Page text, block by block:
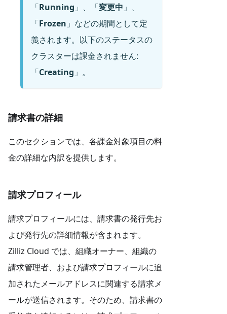
「Running 」、「変更中 」、
「Frozen 」などの期間として定
義されます。以下のステータスの
クラスターは課金されません:
「Creating 」。
請求書の詳細
このセクションでは、各課金対象項目の料
金の詳細な内訳を提供します。
請求プロフィール
請求プロフィールには、請求書の発行先お
よび発行先の詳細情報が含まれます。
Zilliz Cloud では、組織オーナー、組織の
請求管理者、および請求プロフィールに追
加されたメールアドレスに関連する請求メ
ールが送信されます。そのため、請求書の